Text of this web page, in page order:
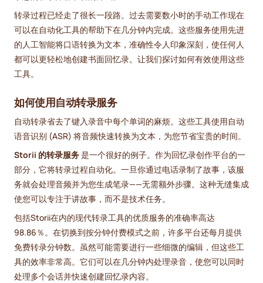
转录过程已经走了很长一段路。过去需要数小时的手动工作现在
可以在自动化工具的帮助下在几分钟内完成。这些服务使用先进
的人工智能将口语转换为文本，准确性令人印象深刻，使任何人
都可以更轻松地创建书面回忆录。让我们探讨如何有效使用这些
工具。
如何使用自动转录服务
自动转录省去了键入录音中每个单词的麻烦。这些工具使用自动
语音识别 (ASR) 将音频快速转换为文本，为您节省宝贵的时间。
Storii 的转录服务是一个很好的例子。作为回忆录创作平台的一
部分，它将转录过程自动化。一旦你通过电话录制了故事，该服
务就会处理音频并为您生成笔录——无需额外步骤。这种无缝集成
使您可以专注于讲故事，而不是技术任务。
包括Storii在内的现代转录工具的优质服务的准确率高达
98.86％。在切换到按分钟付费模式之前，许多平台还每月提供
免费转录分钟数。虽然可能需要进行一些细微的编辑，但这些工
具的效率非常高。它们可以在几分钟内处理录音，使您可以同时
处理多个会话并快速创建回忆录内容。